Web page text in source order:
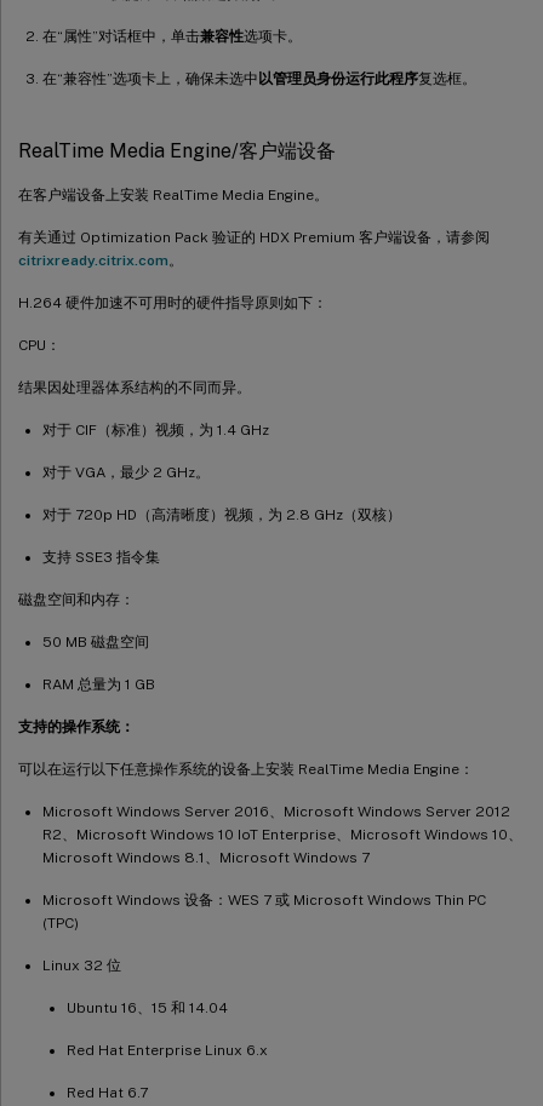
在“属性”对话框中，单击兼容性选项卡。
在“兼容性”选项卡上，确保未选中 以管理员身份运行此程序复选框。
RealTime Media Engine/客户端设备
在客户端设备上安装 RealTime Media Engine。
有关通过 Optimization Pack 验证的 HDX Premium 客户端设备，请参阅
citrixready.citrix.com 。
H.264 硬件加速不可用时的硬件指导原则如下：
CPU：
结果因处理器体系结构的不同而异。
对于 CIF（标准）视频，为 1.4 GHz
对于 VGA，最少 2 GHz。
对于 720p HD（高清晰度）视频，为 2.8 GHz（双核）
支持 SSE3 指令集
磁盘空间和内存：
50 MB 磁盘空间
RAM 总量为 1 GB
支持的操作系统：
可以在运行以下任意操作系统的设备上安装 RealTime Media Engine：
Microsoft Windows Server 2016、Microsoft Windows Server 2012
R2、Microsoft Windows 10 IoT Enterprise、Microsoft Windows 10、
Microsoft Windows 8.1、Microsoft Windows 7
Microsoft Windows 设备：WES 7 或 Microsoft Windows Thin PC
(TPC)
Linux 32 位
Ubuntu 16、15 和 14.04
Red Hat Enterprise Linux 6.x
Red Hat 6.7